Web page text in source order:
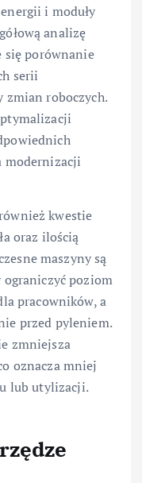
i moduły
analizę
się porównanie
serii
zmian roboczych.
modernizacji
kwestie
oraz ilością
maszyny są
poziom
pracowników, a
przed pyleniem.
zmniejsza
oznacza mniej
lub utylizacji.